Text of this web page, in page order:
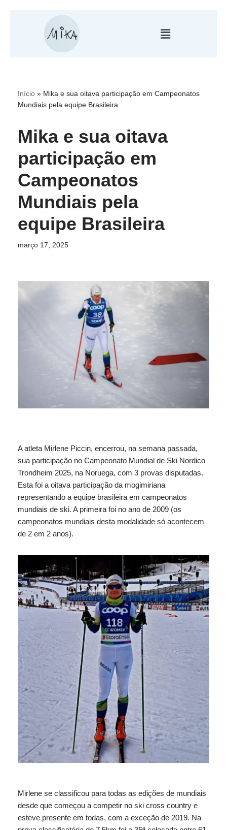
Início » Mika e sua oitava participação em Campeonatos
Mundiais pela equipe Brasileira
Mika e sua oitava
participação em
Campeonatos
Mundiais pela
equipe Brasileira
março 17, 2025
A atleta Mirlene Piccin, encerrou, na semana passada,
sua participação no Campeonato Mundial de Ski Nordico
Trondheim 2025, na Noruega, com 3 provas disputadas.
Esta foi a oitava participação da mogimiriana
representando a equipe brasileira em campeonatos
mundiais de ski. A primeira foi no ano de 2009 (os
campeonatos mundiais desta modalidade só acontecem
de 2 em 2 anos).
Mirlene se classificou para todas as edições de mundiais
desde que começou a competir no ski cross country e
esteve presente em todas, com a exceção de 2019. Na